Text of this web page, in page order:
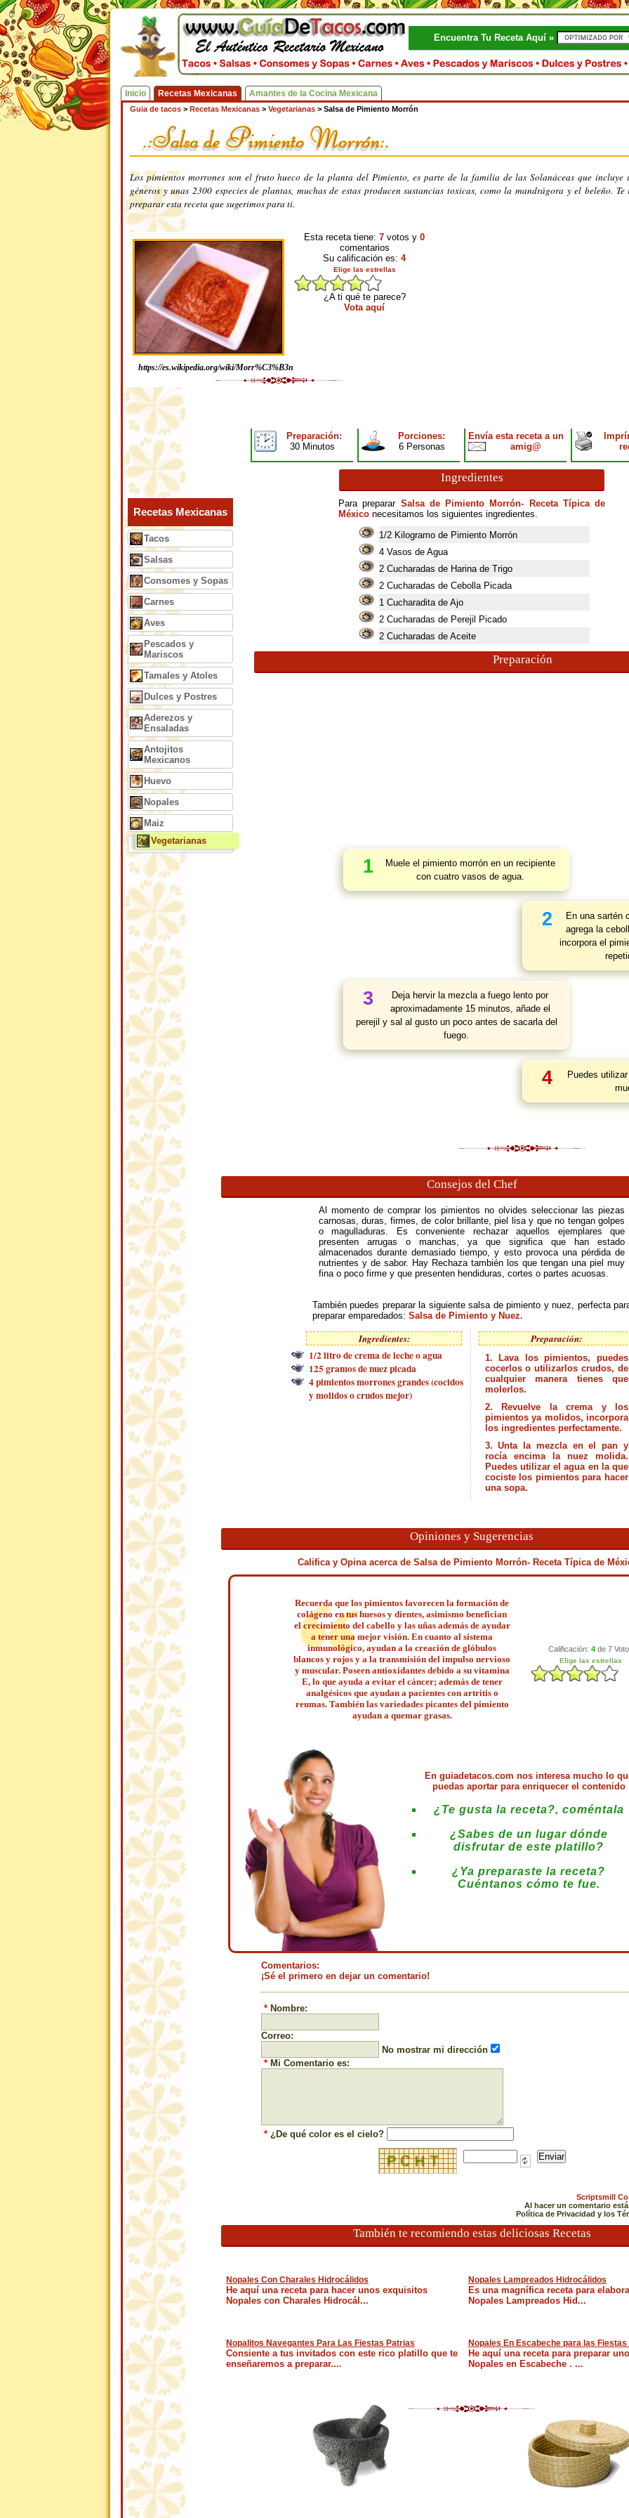
Encuentra Tu Receta Aquí »
Inicio Recetas Mexicanas Amantes de la Cocina Mexicana
Guia de tacos > Recetas Mexicanas > Vegetarianas > Salsa de Pimiento Morrón
Los pimientos morrones son el fruto hueco de la planta del Pimiento, es parte de la familia de las Solanáceas que incluye
géneros y unas 2300 especies de plantas, muchas de estas producen sustancias toxicas, como la mandrágora y el beleño.
preparar esta receta que sugerimos para ti.
https://es.wikipedia.org/wiki/Morr%C3%B3n
Esta receta tiene: 7 votos y 0
comentarios
Su calificación es: 4
Elige las estrellas
¿A ti qué te parece?
Vota aquí
Preparación:
30 Minutos
Porciones:
6 Personas
Envía esta receta a un
amig@
Ingredientes
Para preparar Salsa de Pimiento Morrón- Receta Típica de
México necesitamos los siguientes ingredientes.
1/2 Kilogramo de Pimiento Morrón
4 Vasos de Agua
2 Cucharadas de Harina de Trigo
2 Cucharadas de Cebolla Picada
1 Cucharadita de Ajo
2 Cucharadas de Perejil Picado
2 Cucharadas de Aceite
Preparación
1
Muele el pimiento morrón en un recipiente
con cuatro vasos de agua.
2
En una sartén
agrega la
incorpora el
3
Deja hervir la mezcla a fuego lento por
aproximadamente 15 minutos, añade el
perejil y sal al gusto un poco antes de sacarla del
fuego.
4
Puedes
Recetas Mexicanas
Tacos
Salsas
Consomes y Sopas
Carnes
Aves
Pescados y
Mariscos
Tamales y Atoles
Dulces y Postres
Aderezos y
Ensaladas
Antojitos
Mexicanos
Huevo
Nopales
Maiz
Vegetarianas
Consejos del Chef
Al momento de comprar los pimientos no olvides seleccionar las piezas
carnosas, duras, firmes, de color brillante, piel lisa y que no tengan golpes
o magulladuras. Es conveniente rechazar aquellos ejemplares que
presenten arrugas o manchas, ya que significa que han estado
almacenados durante demasiado tiempo, y esto provoca una pérdida de
nutrientes y de sabor. Hay Rechaza también los que tengan una piel muy
fina o poco firme y que presenten hendiduras, cortes o partes acuosas.
También puedes preparar la siguiente salsa de pimiento y nuez, perfecta
preparar emparedados: Salsa de Pimiento y Nuez.
Ingredientes:
1/2 litro de crema de leche o agua
125 gramos de nuez picada
4 pimientos morrones grandes (cocidos
y molidos o crudos mejor)
Preparación:
1. Lava los pimientos, puedes
cocerlos o utilizarlos crudos, de
cualquier manera tienes que
molerlos.
2. Revuelve la crema y los
pimientos ya molidos, incorpora
los ingredientes perfectamente.
3. Unta la mezcla en el pan y
rocía encima la nuez molida.
Puedes utilizar el agua en la que
cociste los pimientos para hacer
una sopa.
Opiniones y Sugerencias
Califica y Opina acerca de Salsa de Pimiento Morrón- Receta Típica de
Recuerda que los pimientos favorecen la formación de
colágeno en tus huesos y dientes, asimismo benefician
el crecimiento del cabello y las uñas además de ayudar
a tener una mejor visión. En cuanto al sistema
inmunológico, ayudan a la creación de glóbulos
blancos y rojos y a la transmisión del impulso nervioso
y muscular. Poseen antioxidantes debido a su vitamina
E, lo que ayuda a evitar el cáncer; además de tener
analgésicos que ayudan a pacientes con artritis o
reumas. También las variedades picantes del pimiento
ayudan a quemar grasas.
En guiadetacos.com nos interesa mucho lo
puedas aportar para enriquecer el contenido
¿Te gusta la receta?, coméntala
¿Sabes de un lugar dónde
disfrutar de este platillo?
¿Ya preparaste la receta?
Cuéntanos cómo te fue.
Comentarios:
¡Sé el primero en dejar un comentario!
* Nombre:
Correo:
No mostrar mi dirección
* Mi Comentario es:
* ¿De qué color es el cielo?
Scriptsmill
Al hacer un comentario
Política de Privacidad y los
También te recomiendo estas deliciosas Recetas
Nopales Con Charales Hidrocálidos
He aquí una receta para hacer unos exquisitos
Nopales con Charales Hidrocál...
Nopales Lampreados Hidrocálidos
Es una magnífica receta para
Nopales Lampreados Hid...
Nopalitos Navegantes Para Las Fiestas Patrias
Consiente a tus invitados con este rico platillo que te
enseñaremos a preparar....
Nopales En Escabeche para las
He aquí una receta para preparar
Nopales en Escabeche . ...